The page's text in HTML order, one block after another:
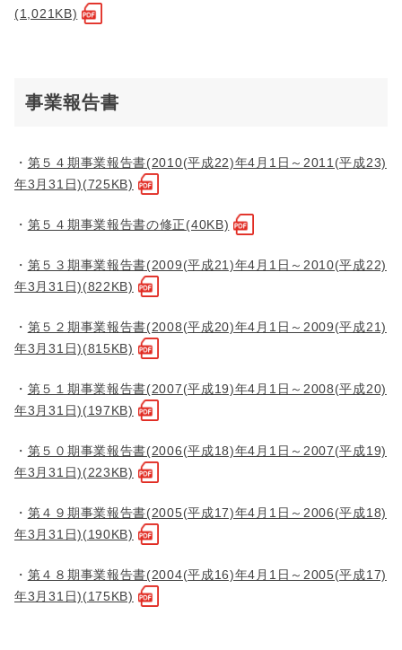
(1,021KB)
事業報告書
・ 第５４期事業報告書(2010(平成22)年4月1日～2011(平成23)
年3月31日)(725KB)
・ 第５４期事業報告書の修正(40KB)
・ 第５３期事業報告書(2009(平成21)年4月1日～2010(平成22)
年3月31日)(822KB)
・ 第５２期事業報告書(2008(平成20)年4月1日～2009(平成21)
年3月31日)(815KB)
・ 第５１期事業報告書(2007(平成19)年4月1日～2008(平成20)
年3月31日)(197KB)
・ 第５０期事業報告書(2006(平成18)年4月1日～2007(平成19)
年3月31日)(223KB)
・ 第４９期事業報告書(2005(平成17)年4月1日～2006(平成18)
年3月31日)(190KB)
・ 第４８期事業報告書(2004(平成16)年4月1日～2005(平成17)
年3月31日)(175KB)